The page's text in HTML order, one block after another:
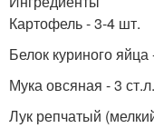
Картофель - 3-4 шт.
Белок куриного яйца
Мука овсяная - 3 ст.л.
Лук репчатый